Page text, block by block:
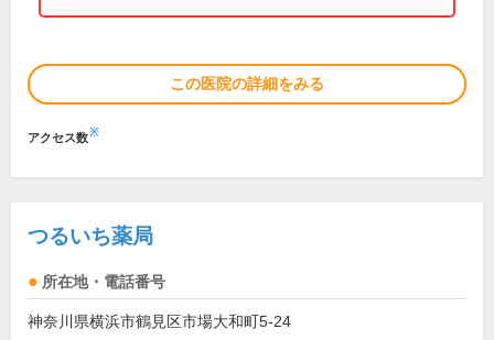
この医院の詳細をみる
アクセス数※
つるいち薬局
所在地・電話番号
神奈川県横浜市鶴見区市場大和町5-24